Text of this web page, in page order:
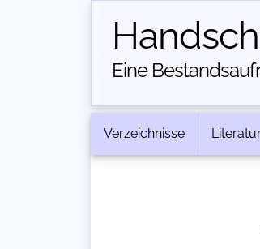
Eine
Verzeichnisse